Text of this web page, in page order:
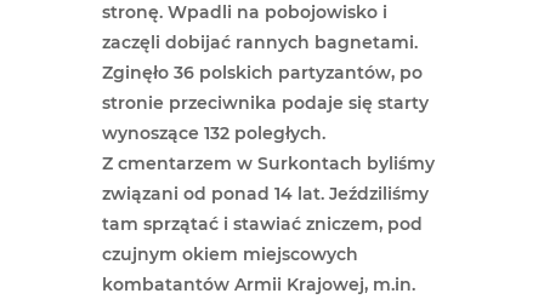
stronę. Wpadli na pobojowisko i
zaczęli dobijać rannych bagnetami.
Zginęło 36 polskich partyzantów, po
stronie przeciwnika podaje się starty
wynoszące 132 poległych.
Z cmentarzem w Surkontach byliśmy
związani od ponad 14 lat. Jeździliśmy
tam sprzątać i stawiać zniczem, pod
czujnym okiem miejscowych
kombatantów Armii Krajowej, m.in.